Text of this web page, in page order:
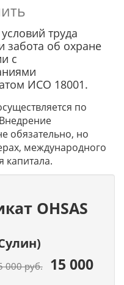
труда
забота об охране
с
ИСО 18001.
по
обязательно, но
международного
капитала.
OHSAS
000 руб.15 000